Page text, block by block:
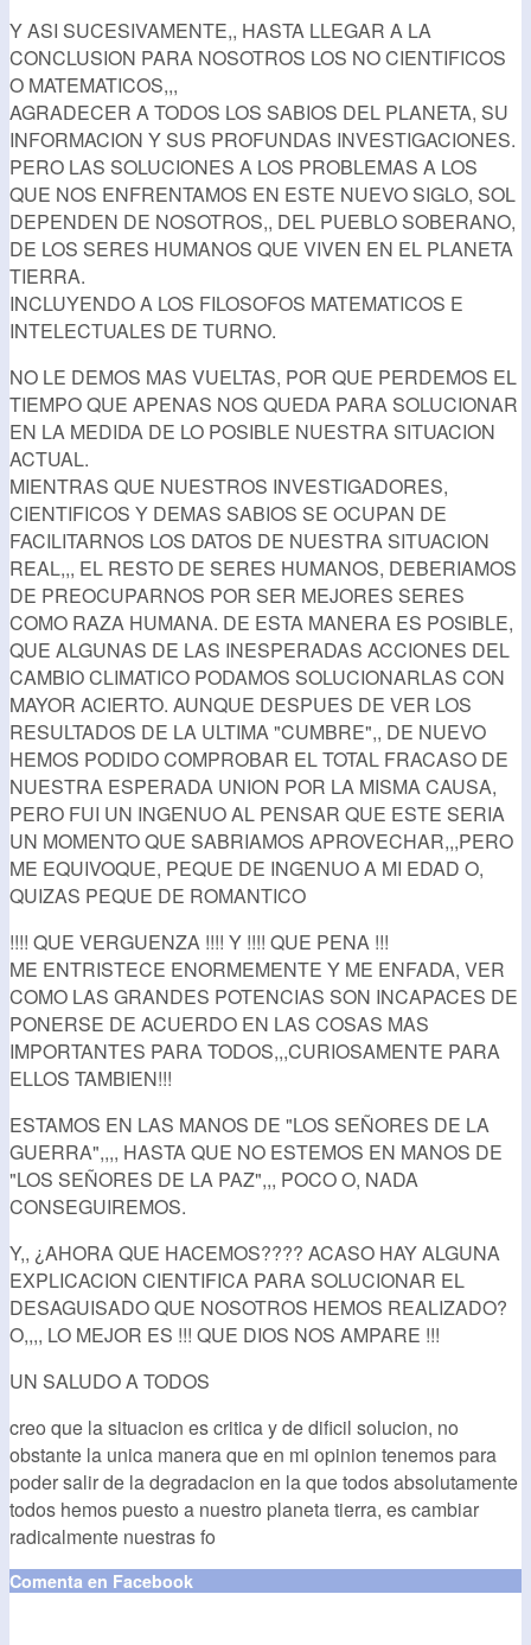
Y ASI SUCESIVAMENTE,, HASTA LLEGAR A LA
CONCLUSION PARA NOSOTROS LOS NO CIENTIFICOS
O MATEMATICOS,,,
AGRADECER A TODOS LOS SABIOS DEL PLANETA, SU
INFORMACION Y SUS PROFUNDAS INVESTIGACIONES.
PERO LAS SOLUCIONES A LOS PROBLEMAS A LOS
QUE NOS ENFRENTAMOS EN ESTE NUEVO SIGLO, SOL
DEPENDEN DE NOSOTROS,, DEL PUEBLO SOBERANO,
DE LOS SERES HUMANOS QUE VIVEN EN EL PLANETA
TIERRA.
INCLUYENDO A LOS FILOSOFOS MATEMATICOS E
INTELECTUALES DE TURNO.
NO LE DEMOS MAS VUELTAS, POR QUE PERDEMOS EL
TIEMPO QUE APENAS NOS QUEDA PARA SOLUCIONAR
EN LA MEDIDA DE LO POSIBLE NUESTRA SITUACION
ACTUAL.
MIENTRAS QUE NUESTROS INVESTIGADORES,
CIENTIFICOS Y DEMAS SABIOS SE OCUPAN DE
FACILITARNOS LOS DATOS DE NUESTRA SITUACION
REAL,,, EL RESTO DE SERES HUMANOS, DEBERIAMOS
DE PREOCUPARNOS POR SER MEJORES SERES
COMO RAZA HUMANA. DE ESTA MANERA ES POSIBLE,
QUE ALGUNAS DE LAS INESPERADAS ACCIONES DEL
CAMBIO CLIMATICO PODAMOS SOLUCIONARLAS CON
MAYOR ACIERTO. AUNQUE DESPUES DE VER LOS
RESULTADOS DE LA ULTIMA "CUMBRE",, DE NUEVO
HEMOS PODIDO COMPROBAR EL TOTAL FRACASO DE
NUESTRA ESPERADA UNION POR LA MISMA CAUSA,
PERO FUI UN INGENUO AL PENSAR QUE ESTE SERIA
UN MOMENTO QUE SABRIAMOS APROVECHAR,,,PERO
ME EQUIVOQUE, PEQUE DE INGENUO A MI EDAD O,
QUIZAS PEQUE DE ROMANTICO
!!!! QUE VERGUENZA !!!! Y !!!! QUE PENA !!!
ME ENTRISTECE ENORMEMENTE Y ME ENFADA, VER
COMO LAS GRANDES POTENCIAS SON INCAPACES DE
PONERSE DE ACUERDO EN LAS COSAS MAS
IMPORTANTES PARA TODOS,,,CURIOSAMENTE PARA
ELLOS TAMBIEN!!!
ESTAMOS EN LAS MANOS DE "LOS SEÑORES DE LA
GUERRA",,,, HASTA QUE NO ESTEMOS EN MANOS DE
"LOS SEÑORES DE LA PAZ",,, POCO O, NADA
CONSEGUIREMOS.
Y,, ¿AHORA QUE HACEMOS???? ACASO HAY ALGUNA
EXPLICACION CIENTIFICA PARA SOLUCIONAR EL
DESAGUISADO QUE NOSOTROS HEMOS REALIZADO?
O,,,, LO MEJOR ES !!! QUE DIOS NOS AMPARE !!!
UN SALUDO A TODOS
creo que la situacion es critica y de dificil solucion, no
obstante la unica manera que en mi opinion tenemos para
poder salir de la degradacion en la que todos absolutamente
todos hemos puesto a nuestro planeta tierra, es cambiar
radicalmente nuestras fo
Comenta en Facebook